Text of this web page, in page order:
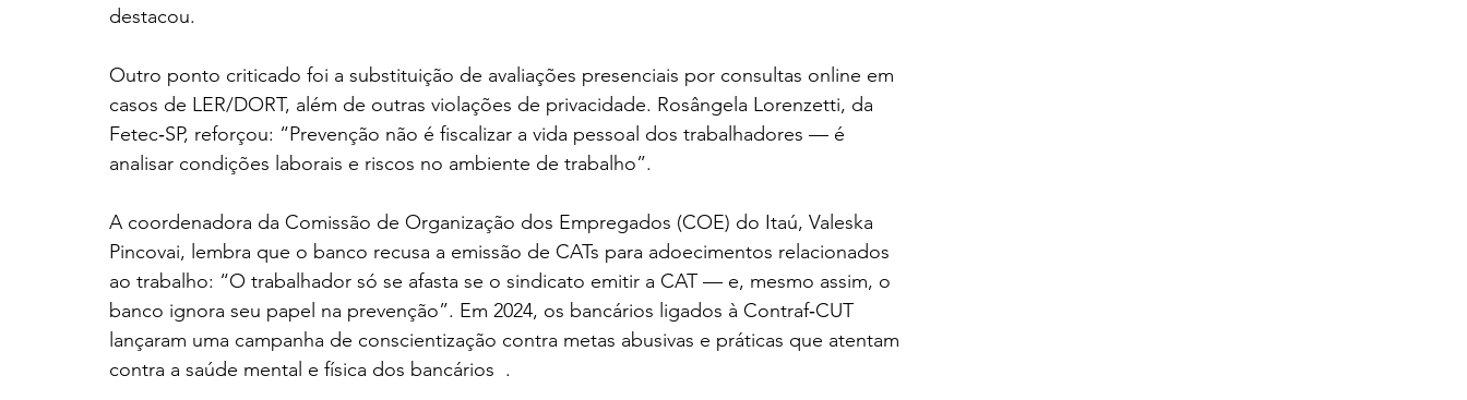
destacou.
Outro ponto criticado foi a substituição de avaliações presenciais por consultas online em
casos de LER/DORT, além de outras violações de privacidade. Rosângela Lorenzetti, da
Fetec‑SP, reforçou: “Prevenção não é fiscalizar a vida pessoal dos trabalhadores — é
analisar condições laborais e riscos no ambiente de trabalho”.
A coordenadora da Comissão de Organização dos Empregados (COE) do Itaú, Valeska
Pincovai, lembra que o banco recusa a emissão de CATs para adoecimentos relacionados
ao trabalho: “O trabalhador só se afasta se o sindicato emitir a CAT — e, mesmo assim, o
banco ignora seu papel na prevenção”. Em 2024, os bancários ligados à Contraf‑CUT
lançaram uma campanha de conscientização contra metas abusivas e práticas que atentam
contra a saúde mental e física dos bancários  .